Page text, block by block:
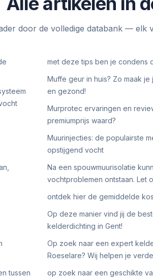
door de volledige databank — elk
tussen
met deze tips ben je condens
Muffe geur in huis? Zo maak
en gezond!
Murprotec ervaringen en
premiumprijs waard?
Muurinjecties: de populairste
opstijgend vocht
Na een spouwmuurisolatie
vochtproblemen ontstaan. Let
ontdek hier de gemiddelde
Op deze manier vind jij de
kelderdichting in Gent!
Op zoek naar een expert
Roeselare? Wij helpen je
op zoek naar een geschikte